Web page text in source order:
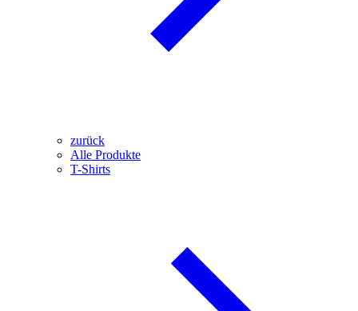
zurück
Alle Produkte
T-Shirts